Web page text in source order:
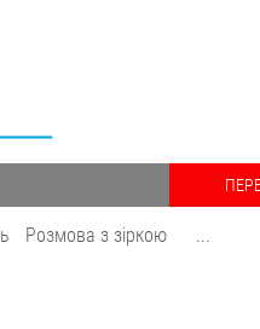
Розмова з зіркою ...